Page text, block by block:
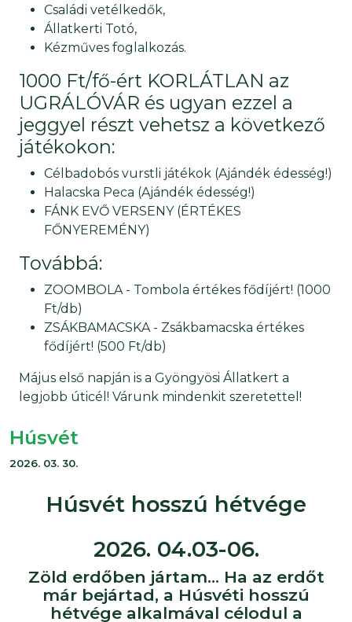
Családi vetélkedők,
Állatkerti Totó,
Kézműves foglalkozás.
1000 Ft/fő-ért KORLÁTLAN az
UGRÁLÓVÁR és ugyan ezzel a
jeggyel részt vehetsz a következő
játékokon:
Célbadobós vurstli játékok (Ajándék édesség!)
Halacska Peca (Ajándék édesség!)
FÁNK EVŐ VERSENY (ÉRTÉKES
FŐNYEREMÉNY)
Továbbá:
ZOOMBOLA - Tombola értékes fődíjért! (1000
Ft/db)
ZSÁKBAMACSKA - Zsákbamacska értékes
fődíjért! (500 Ft/db)
Május első napján is a Gyöngyösi Állatkert a
legjobb úticél! Várunk mindenkit szeretettel!
Húsvét
2026. 03. 30.
Húsvét hosszú hétvége
2026. 04.03-06.
Zöld erdőben jártam... Ha az erdőt
már bejártad, a Húsvéti hosszú
hétvége alkalmával célodul a